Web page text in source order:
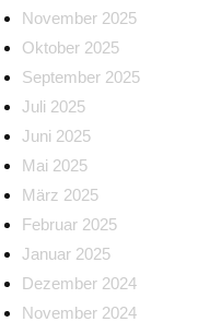
November 2025
Oktober 2025
September 2025
Juli 2025
Juni 2025
Mai 2025
März 2025
Februar 2025
Januar 2025
Dezember 2024
November 2024